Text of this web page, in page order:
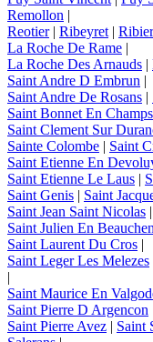
Remollon |
Reotier | Ribeyret |
La Roche De Rame |
La Roche Des Arnauds |
Saint Andre D Embrun |
Saint Andre De Rosans |
Saint Bonnet En
Saint Clement Sur
Sainte Colombe | Saint
Saint Etienne En
Saint Etienne Le Laus |
Saint Genis | Saint
Saint Jean Saint Nicolas |
Saint Julien En
Saint Laurent Du Cros |
Saint Leger Les Melezes
|
Saint Maurice En
Saint Pierre D Argencon
Saint Pierre Avez | Saint